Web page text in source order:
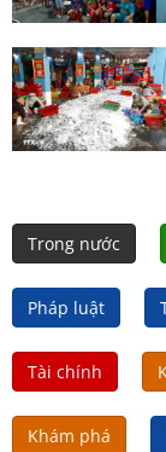
Trong nước
Pháp luật
Tài chính
Khám phá